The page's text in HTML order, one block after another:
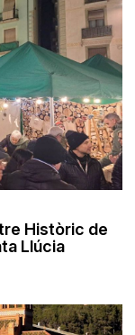
Històric de
Llúcia